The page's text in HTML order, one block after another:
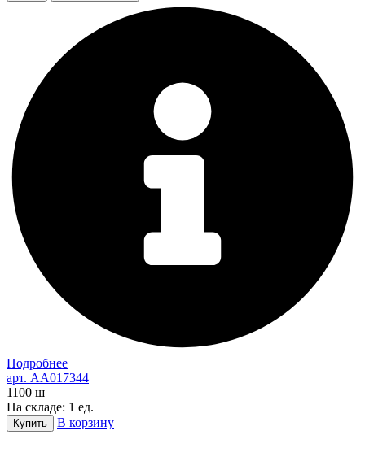
Подробнее
арт. AA017344
1100 ш
На складе: 1 ед.
Купить В корзину